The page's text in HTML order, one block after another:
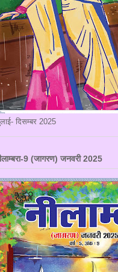
दिसम्बर 2025
9 (जागरण) जनवरी 2025